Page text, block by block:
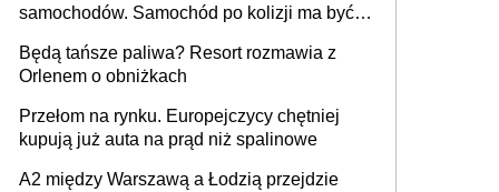
samochodów. Samochód po kolizji ma być
technologią producenta
Będą tańsze paliwa? Resort rozmawia z
Orlenem o obniżkach
Przełom na rynku. Europejczycy chętniej
kupują już auta na prąd niż spalinowe
A2 między Warszawą a Łodzią przejdzie